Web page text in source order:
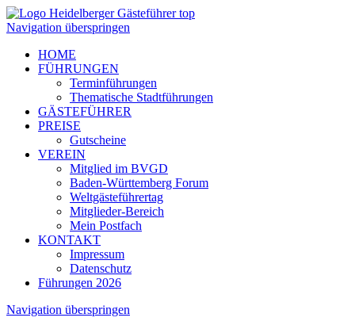
Navigation überspringen
HOME
FÜHRUNGEN
Terminführungen
Thematische Stadtführungen
GÄSTEFÜHRER
PREISE
Gutscheine
VEREIN
Mitglied im BVGD
Baden-Württemberg Forum
Weltgästeführertag
Mitglieder-Bereich
Mein Postfach
KONTAKT
Impressum
Datenschutz
Führungen 2026
Navigation überspringen